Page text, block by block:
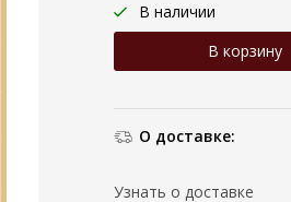
В наличии
О доставке:
Узнать о доставке